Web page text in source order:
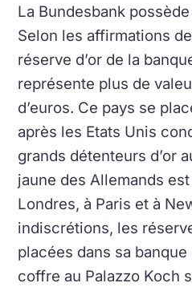
La Bundesbank
Selon les affirmations
réserve d’or de la
représente plus de
d’euros. Ce pays se
après les Etats Unis
grands détenteurs d’or
jaune des Allemands
Londres, à Paris et à
indiscrétions, les
placées dans sa
coffre au Palazzo Koch